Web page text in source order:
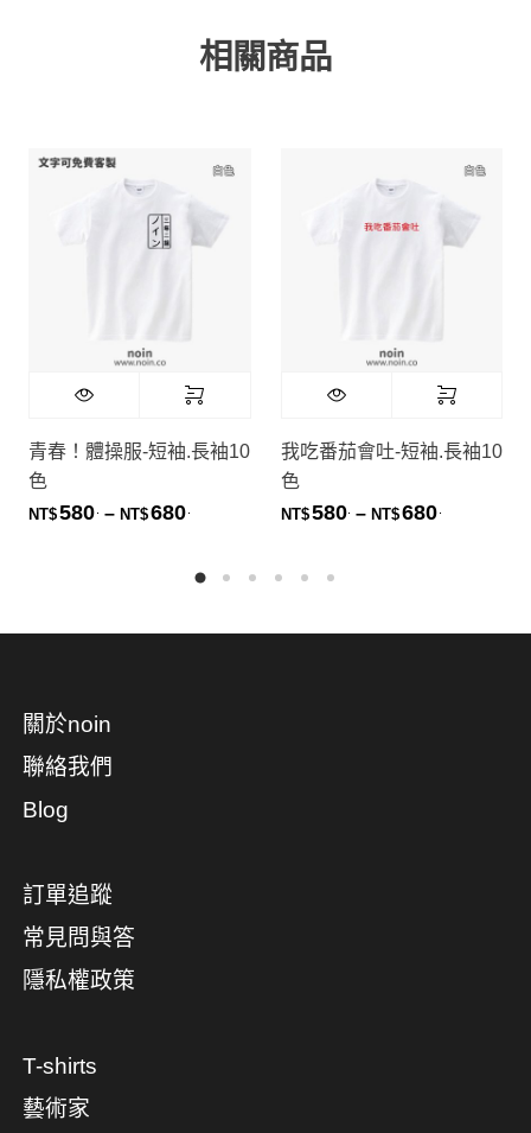
相關商品
青春！體操服-短袖.長袖10
色
NT$580 – NT$680價格範圍：NT$580. 到 NT$680.
我吃番茄會吐-短袖.長袖10
色
NT$580 – NT$680
關於noin
聯絡我們
Blog
訂單追蹤
常見問與答
隱私權政策
T-shirts
藝術家